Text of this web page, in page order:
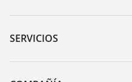
Zona de descarga
Búsqueda por número de serie
DTM Collection/PACTware
SERVICIOS
Devolución de instrumentos